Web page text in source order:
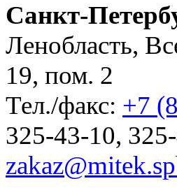
Санкт-
Ленобласть,
19, пом. 2
Тел./факс: +7
325-43-10,